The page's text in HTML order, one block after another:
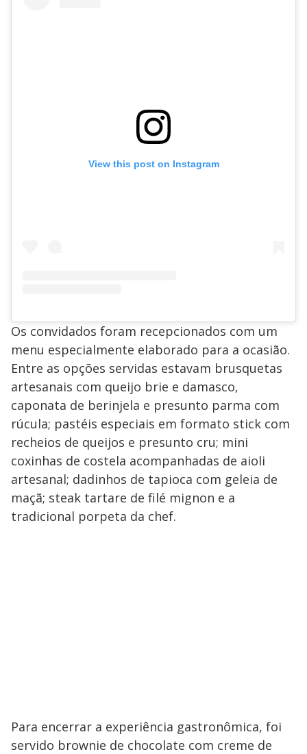
View this post on Instagram
Os convidados foram recepcionados com um
menu especialmente elaborado para a ocasião.
Entre as opções servidas estavam brusquetas
artesanais com queijo brie e damasco,
caponata de berinjela e presunto parma com
rúcula; pastéis especiais em formato stick com
recheios de queijos e presunto cru; mini
coxinhas de costela acompanhadas de aioli
artesanal; dadinhos de tapioca com geleia de
maçã; steak tartare de filé mignon e a
tradicional porpeta da chef.
Para encerrar a experiência gastronômica, foi
servido brownie de chocolate com creme de